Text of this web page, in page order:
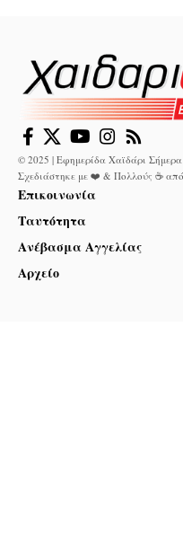
© 2025 | Εφημερίδα Χαϊδάρι Σήμερα
Σχεδιάστηκε με ❤️ & Πολλούς ☕
Επικοινωνία
Ταυτότητα
Ανέβασμα Αγγελίας
Αρχείο